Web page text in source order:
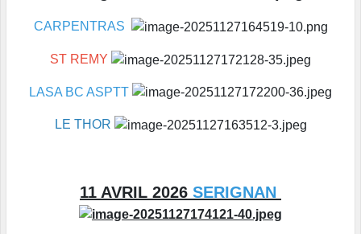
CARPENTRAS
ST REMY
LASA BC ASPTT
LE THOR
11 AVRIL 2026 SERIGNAN